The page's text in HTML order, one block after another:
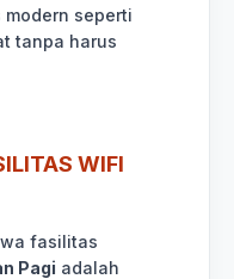
seperti
tanpa harus
WIFI
fasilitas
Pagi adalah